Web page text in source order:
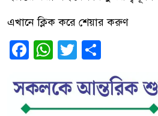
এখানে ক্লিক করে শেয়ার করুণ
Facebook
WhatsApp
Twitter